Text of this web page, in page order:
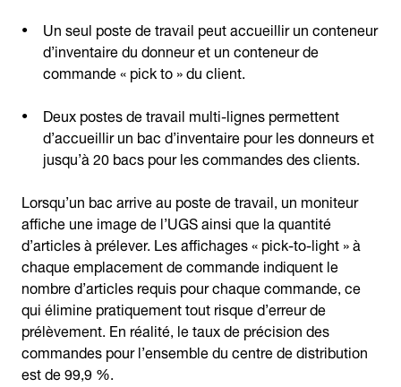
Un seul poste de travail peut accueillir un conteneur
d’inventaire du donneur et un conteneur de
commande « pick to » du client.
Deux postes de travail multi-lignes permettent
d’accueillir un bac d’inventaire pour les donneurs et
jusqu’à 20 bacs pour les commandes des clients.
Lorsqu’un bac arrive au poste de travail, un moniteur
affiche une image de l’UGS ainsi que la quantité
d’articles à prélever. Les affichages « pick-to-light » à
chaque emplacement de commande indiquent le
nombre d’articles requis pour chaque commande, ce
qui élimine pratiquement tout risque d’erreur de
prélèvement. En réalité, le taux de précision des
commandes pour l’ensemble du centre de distribution
est de 99,9 %.